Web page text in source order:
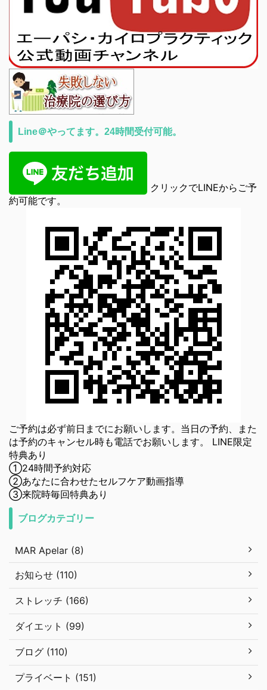
Line＠やってます。24時間受付可能。
クリックでLINEからご予
約可能です。
ご予約は必ず前日までにお願いします。当日の予約、また
は予約のキャンセル時も電話でお願いします。 LINE限定
特典あり
①24時間予約対応
②あなたに合わせたセルフケア動画指導
③来院時毎回特典あり
ブログカテゴリー
MAR Apelar (8)
お知らせ (110)
ストレッチ (166)
ダイエット (99)
ブログ (110)
プライベート (151)